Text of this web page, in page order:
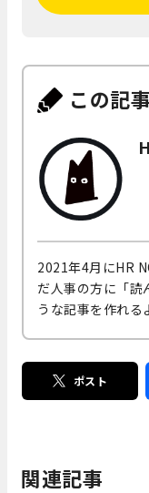
この記
2021年4月にHR
だ人事の方に「読
うな記事を作れる
ポスト
関連記事